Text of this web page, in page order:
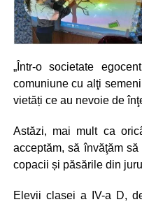
„Într-o societate
comuniune cu alţi
vietăți ce au nevoie de
Astăzi, mai mult ca
acceptăm, să învăţăm
copacii și păsările din
Elevii clasei a IV-a D,